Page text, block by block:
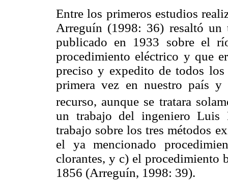
Entre los primeros estudios
Arreguín (1998: 36) resaltó un
publicado en 1933 sobre el
procedimiento eléctrico y que
preciso y expedito de todos
primera vez en nuestro país
recurso, aunque se tratara
un trabajo del ingeniero Luis
trabajo sobre los tres métodos
el ya mencionado
clorantes, y c) el procedimiento
1856 (Arreguín, 1998: 39).